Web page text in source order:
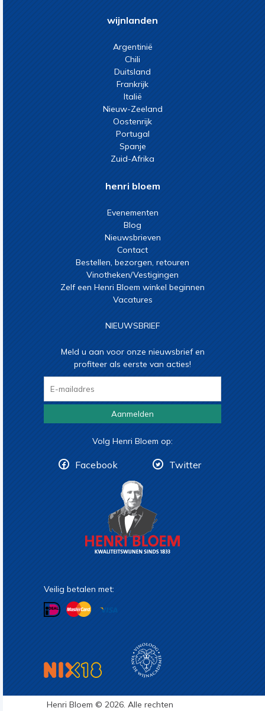
wijnlanden
Argentinië
Chili
Duitsland
Frankrijk
Italië
Nieuw-Zeeland
Oostenrijk
Portugal
Spanje
Zuid-Afrika
henri bloem
Evenementen
Blog
Nieuwsbrieven
Contact
Bestellen, bezorgen, retouren
Vinotheken/Vestigingen
Zelf een Henri Bloem winkel beginnen
Vacatures
NIEUWSBRIEF
Meld u aan voor onze nieuwsbrief en
profiteer als eerste van acties!
Aanmelden
Volg Henri Bloem op:
Facebook Twitter
Veilig betalen met:
Henri Bloem © 2026. Alle rechten